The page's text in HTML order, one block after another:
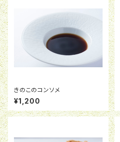
きのこのコンソメ
¥1,200